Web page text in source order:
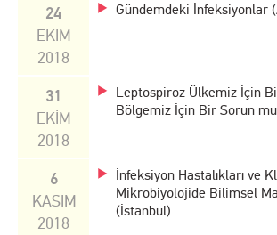
24
EKİM
2018
Gündemdeki İnfeksiyonlar
31
EKİM
2018
Leptospiroz Ülkemiz İçin
Bölgemiz İçin Bir Sorun
6
KASIM
2018
İnfeksiyon Hastalıkları ve
Mikrobiyolojide Bilimsel
(İstanbul)